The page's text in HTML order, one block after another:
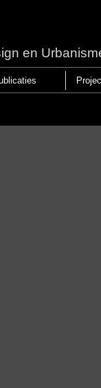
en